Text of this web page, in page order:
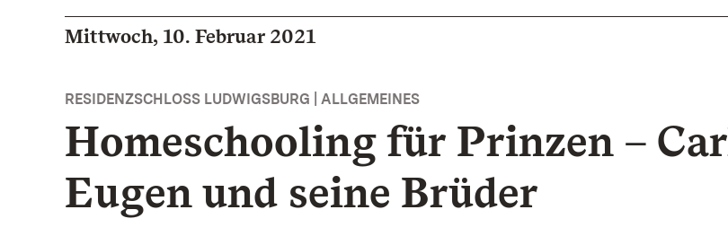
Mittwoch, 10. Februar 2021
RESIDENZSCHLOSS LUDWIGSBURG | ALLGEMEINES
Homeschooling für Prinzen –
Eugen und seine Brüder